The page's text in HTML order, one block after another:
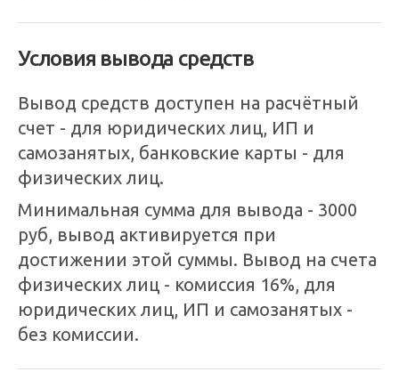
Условия вывода средств
Вывод средств доступен на расчётный
счет - для юридических лиц, ИП и
самозанятых, банковские карты - для
физических лиц.
Минимальная сумма для вывода - 3000
руб, вывод активируется при
достижении этой суммы. Вывод на счета
физических лиц - комиссия 16%, для
юридических лиц, ИП и самозанятых -
без комиссии.